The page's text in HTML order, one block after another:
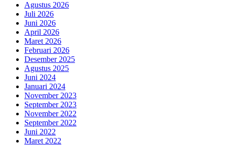
Agustus 2026
Juli 2026
Juni 2026
April 2026
Maret 2026
Februari 2026
Desember 2025
Agustus 2025
Juni 2024
Januari 2024
November 2023
September 2023
November 2022
September 2022
Juni 2022
Maret 2022